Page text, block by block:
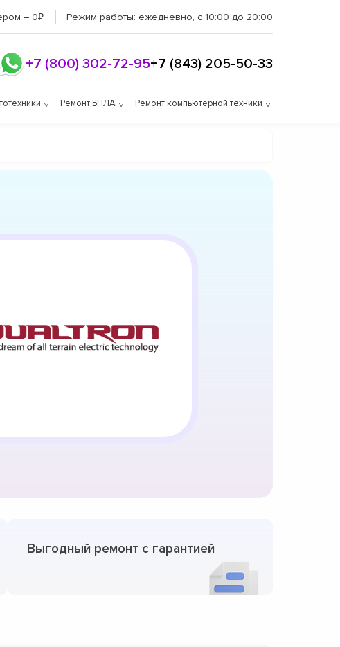
– 0₽ Режим работы: ежедневно, с 10:00 до 20:00
+7 (800) 302-72-95+7 (843) 205-50-33
Ремонт БПЛА Ремонт компьютерной техники
Выгодный ремонт с гарантией